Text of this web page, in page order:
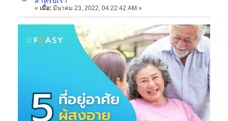
« เมื่อ: มีนาคม 23, 2022, 04:22:42 AM »